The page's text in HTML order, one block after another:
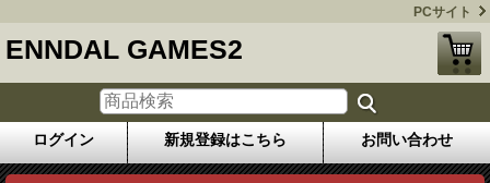
PCサイト
ENNDAL GAMES2
ログイン 新規登録はこちら お問い合わせ